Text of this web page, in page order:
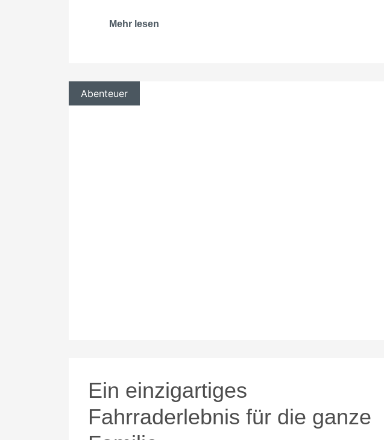
Mehr lesen
Abenteuer
Ein einzigartiges
Fahrraderlebnis für die ganze